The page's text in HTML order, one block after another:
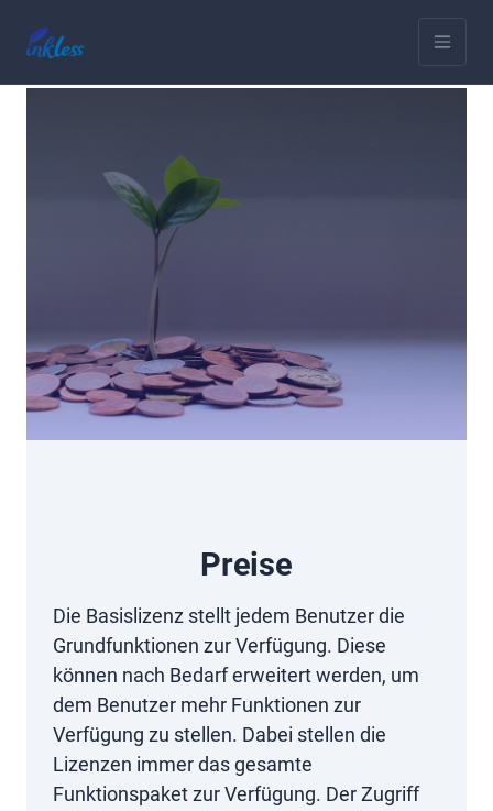
Preise
Die Basislizenz stellt jedem Benutzer die
Grundfunktionen zur Verfügung. Diese
können nach Bedarf erweitert werden, um
dem Benutzer mehr Funktionen zur
Verfügung zu stellen. Dabei stellen die
Lizenzen immer das gesamte
Funktionspaket zur Verfügung. Der Zugriff